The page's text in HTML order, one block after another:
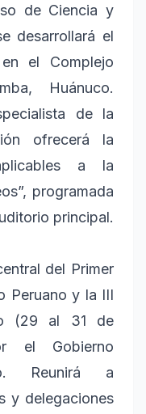
de Ciencia y
desarrollará el
el Complejo
Huánuco.
de la
ofrecerá la
a la
programada
principal.
del Primer
Peruano y la III
(29 al 31 de
el Gobierno
Reunirá a
y delegaciones